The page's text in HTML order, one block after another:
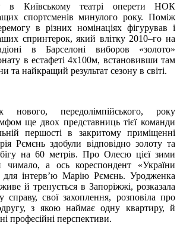
в Київському театрі оперети НОК
спортсменів минулого року. Поміж
в різних номінаціях фігурував і
спринтерок, який влітку 2010–го на
в Барселоні виборов «золото»
в естафеті 4х100м, встановивши там
та найкращий результат сезону в світі.
нового, передолімпійського, року
ще двох представниць тієї команди
першості в закритому приміщенні
Рємєнь здобули відповідно золоту та
на 60 метрів. Про Олесю цієї зими
чимало, а ось кореспондент «України
для інтерв’ю Марію Рємєнь. Уродженка
й тренується в Запоріжжі, розказала
свої захоплення, розповіла про
з якою наймає одну квартиру, й
професійні перспективи.